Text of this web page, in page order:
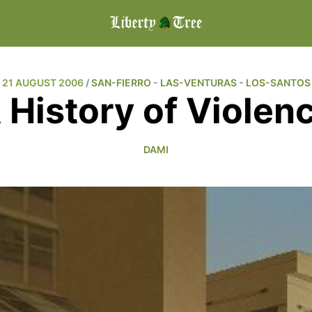
21 AUGUST 2006/SAN-FIERRO - LAS-VENTURAS- LOS-SANTOS
History of
DAMI